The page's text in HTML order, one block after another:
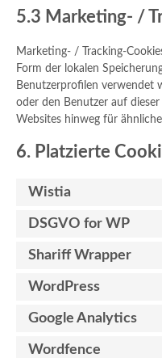
5.3 Marketing- /
Marketing- / Tracking-
Form der lokalen
Benutzerprofilen verwendet
oder den Benutzer auf
Websites hinweg für
6. Platzierte
Wistia
DSGVO for WP
Shariff Wrapper
WordPress
Google Analytics
Wordfence